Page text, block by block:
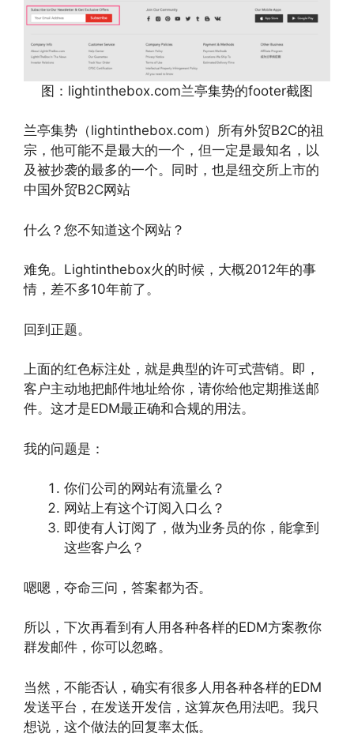
图：lightinthebox.com兰亭集势的footer截图
兰亭集势（lightinthebox.com）所有外贸B2C的祖
宗，他可能不是最大的一个，但一定是最知名，以
及被抄袭的最多的一个。同时，也是纽交所上市的
中国外贸B2C网站
什么？您不知道这个网站？
难免。Lightinthebox火的时候，大概2012年的事
情，差不多10年前了。
回到正题。
上面的红色标注处，就是典型的许可式营销。即，
客户主动地把邮件地址给你，请你给他定期推送邮
件。这才是EDM最正确和合规的用法。
我的问题是：
你们公司的网站有流量么？
网站上有这个订阅入口么？
即使有人订阅了，做为业务员的你，能拿到
这些客户么？
嗯嗯，夺命三问，答案都为否。
所以，下次再看到有人用各种各样的EDM方案教你
群发邮件，你可以忽略。
当然，不能否认，确实有很多人用各种各样的EDM
发送平台，在发送开发信，这算灰色用法吧。我只
想说，这个做法的回复率太低。